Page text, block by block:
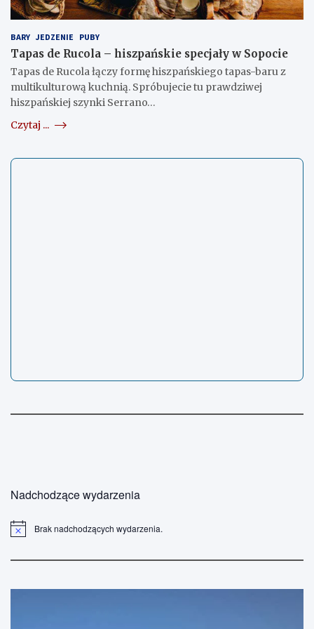
BARY JEDZENIE PUBY
Tapas de Rucola – hiszpańskie specjały w Sopocie
Tapas de Rucola łączy formę hiszpańskiego tapas-baru z
multikulturową kuchnią. Spróbujecie tu prawdziwej
hiszpańskiej szynki Serrano…
Czytaj ...
Nadchodzące wydarzenia
d
Brak nadchodzących wydarzenia.